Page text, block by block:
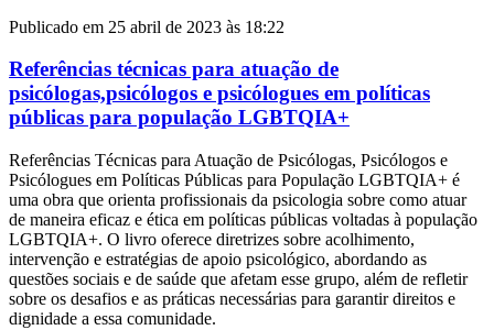
Publicado em 25 abril de 2023 às 18:22
Referências técnicas para atuação de
psicólogas,psicólogos e psicólogues em políticas
públicas para população LGBTQIA+
Referências Técnicas para Atuação de Psicólogas, Psicólogos e
Psicólogues em Políticas Públicas para População LGBTQIA+ é
uma obra que orienta profissionais da psicologia sobre como atuar
de maneira eficaz e ética em políticas públicas voltadas à população
LGBTQIA+. O livro oferece diretrizes sobre acolhimento,
intervenção e estratégias de apoio psicológico, abordando as
questões sociais e de saúde que afetam esse grupo, além de refletir
sobre os desafios e as práticas necessárias para garantir direitos e
dignidade a essa comunidade.